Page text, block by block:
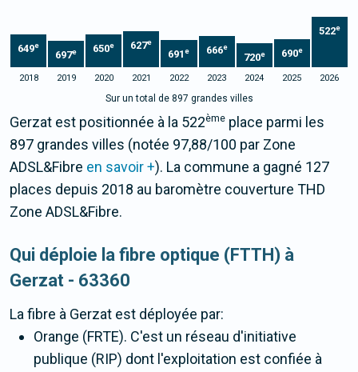
649e
697e 650e 627e
691e 666e
720e 690e
522e
2018 2019 2020 2021 2022 2023 2024 2025 2026
Sur un total de 897 grandes villes
Gerzat est positionnée à la 522ème place parmi les
897 grandes villes (notée 97,88/100 par Zone
ADSL&Fibre en savoir +). La commune a gagné 127
places depuis 2018 au baromètre couverture THD
Zone ADSL&Fibre.
Qui déploie la fibre optique (FTTH) à
Gerzat - 63360
La fibre à Gerzat est déployée par:
Orange (FRTE). C'est un réseau d'initiative
publique (RIP) dont l'exploitation est confiée à